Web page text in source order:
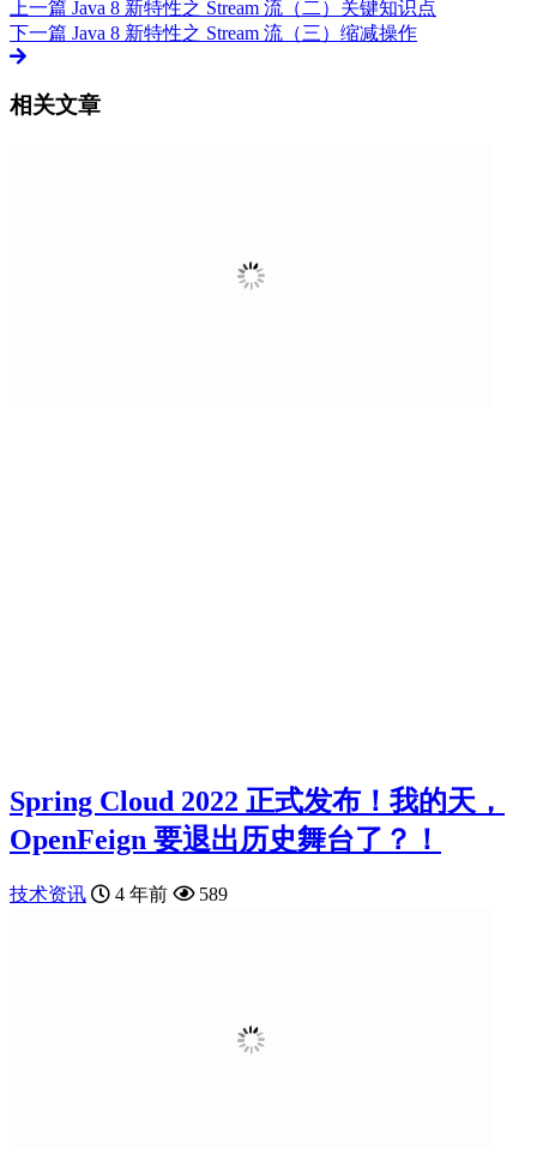
上一篇 Java 8 新特性之 Stream 流（二）关键知识点
下一篇 Java 8 新特性之 Stream 流（三）缩减操作
相关文章
Spring Cloud 2022 正式发布！我的天，
OpenFeign​ 要退出历史舞台了？！
技术资讯 4 年前 589